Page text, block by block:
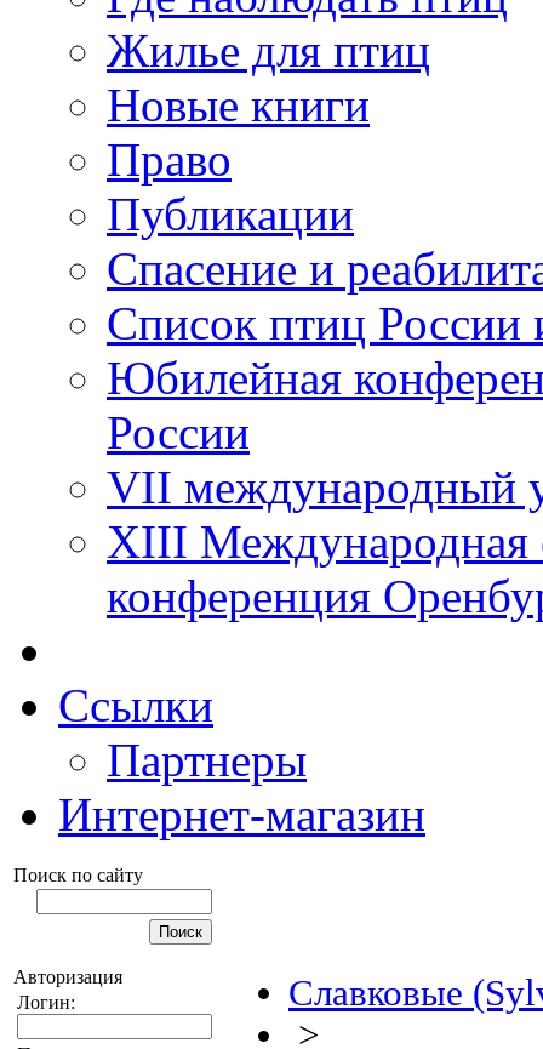
Жилье для птиц
Новые книги
Право
Публикации
Спасение и
Список птиц России
Юбилейная
России
VII международный
XIII Международная
конференция
Ссылки
Партнеры
Интернет-магазин
Поиск по сайту
Авторизация
Логин:
Славковые
>